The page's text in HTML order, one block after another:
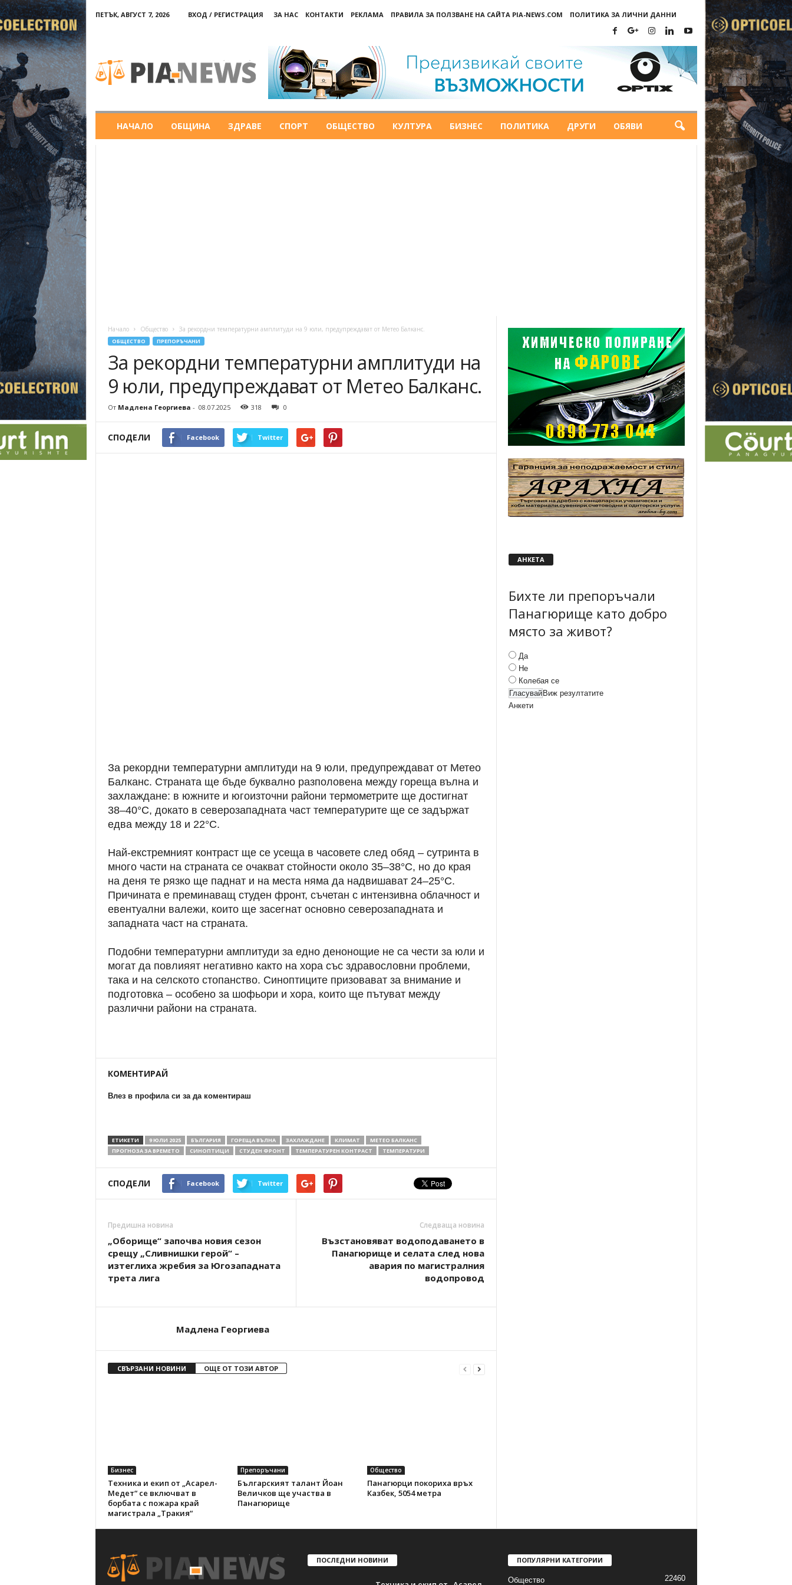
ПЕТЪК, АВГУСТ 7, 2026 ВХОД / РЕГИСТРАЦИЯ ЗА НАС КОНТАКТИ РЕКЛАМА ПРАВИЛА ЗА ПОЛЗВАНЕ НА САЙТА PIA-NEWS.COM ПОЛИТИКА ЗА ЛИЧНИ ДАННИ
НАЧАЛО ОБЩИНА ЗДРАВЕ СПОРТ ОБЩЕСТВО КУЛТУРА БИЗНЕС ПОЛИТИКА ДРУГИ ОБЯВИ
Начало Общество За рекордни температурни амплитуди на 9 юли, предупреждават от Метео Балканс.
ОБЩЕСТВО ПРЕПОРЪЧАНИ
За рекордни температурни амплитуди на
9 юли, предупреждават от Метео Балканс.
От Мадлена Георгиева - 08.07.2025 318 0
СПОДЕЛИ Facebook Twitter
За рекордни температурни амплитуди на 9 юли, предупреждават от Метео
Балканс. Страната ще бъде буквално разполовена между гореща вълна и
захлаждане: в южните и югоизточни райони термометрите ще достигнат
38–40°C, докато в северозападната част температурите ще се задържат
едва между 18 и 22°C.
Най-екстремният контраст ще се усеща в часовете след обяд – сутринта в
много части на страната се очакват стойности около 35–38°C, но до края
на деня те рязко ще паднат и на места няма да надвишават 24–25°C.
Причината е преминаващ студен фронт, съчетан с интензивна облачност и
евентуални валежи, които ще засегнат основно северозападната и
западната част на страната.
Подобни температурни амплитуди за едно денонощие не са чести за юли и
могат да повлияят негативно както на хора със здравословни проблеми,
така и на селското стопанство. Синоптиците призовават за внимание и
подготовка – особено за шофьори и хора, които ще пътуват между
различни райони на страната.
КОМЕНТИРАЙ
Влез в профила си за да коментираш
ЕТИКЕТИ 9 ЮЛИ 2025 БЪЛГАРИЯ ГОРЕЩА ВЪЛНА ЗАХЛАЖДАНЕ КЛИМАТ
МЕТЕО БАЛКАНС
ПРОГНОЗА ЗА ВРЕМЕТО
СИНОПТИЦИ СТУДЕН ФРОНТ ТЕМПЕРАТУРЕН КОНТРАСТ ТЕМПЕРАТУРИ
СПОДЕЛИ Facebook Twitter
Предишна новина
„Оборище“ започва новия сезон
срещу „Сливнишки герой“ –
изтеглиха жребия за Югозападната
трета лига
Следваща новина
Възстановяват водоподаването в
Панагюрище и селата след нова
авария по магистралния
водопровод
Мадлена Георгиева
СВЪРЗАНИ НОВИНИ ОЩЕ ОТ ТОЗИ АВТОР
Бизнес
Техника и екип от „Асарел-
Медет“ се включват в
борбата с пожара край
магистрала „Тракия“
Препоръчани
Българският талант Йоан
Величков ще участва в
Панагюрище
Общество
Панагюрци покориха връх
Казбек, 5054 метра
АНКЕТА
Бихте ли препоръчали
Панагюрище като добро
място за живот?
Да
Не
Колебая се
Виж резултатите
Анкети
ПОСЛЕДНИ НОВИНИ ПОПУЛЯРНИ КАТЕГОРИИ
Общество 22460